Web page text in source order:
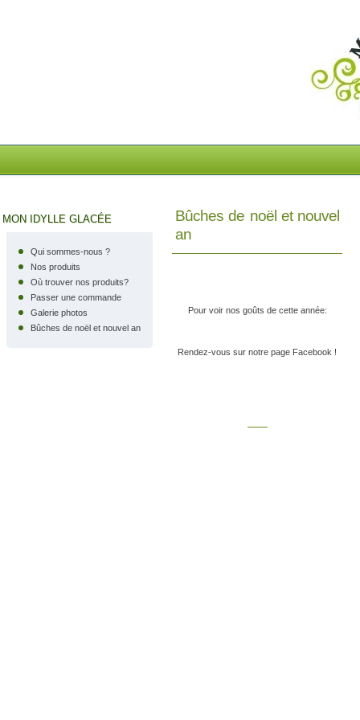
Mon
MON IDYLLE GLACÉE
Qui sommes-nous ?
Nos produits
Où trouver nos produits?
Passer une commande
Galerie photos
Bûches de noël et nouvel an
Bûches de noël et nouvel
an
Pour voir nos goûts de cette année:
Rendez-vous sur notre page Facebook !